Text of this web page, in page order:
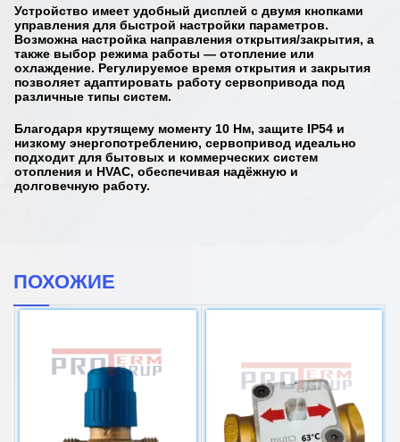
Устройство имеет удобный дисплей с двумя кнопками
управления для быстрой настройки параметров.
Возможна настройка направления открытия/закрытия, а
также выбор режима работы — отопление или
охлаждение. Регулируемое время открытия и закрытия
позволяет адаптировать работу сервопривода под
различные типы систем.
Благодаря крутящему моменту 10 Нм, защите IP54 и
низкому энергопотреблению, сервопривод идеально
подходит для бытовых и коммерческих систем
отопления и HVAC, обеспечивая надёжную и
долговечную работу.
ПОХОЖИЕ